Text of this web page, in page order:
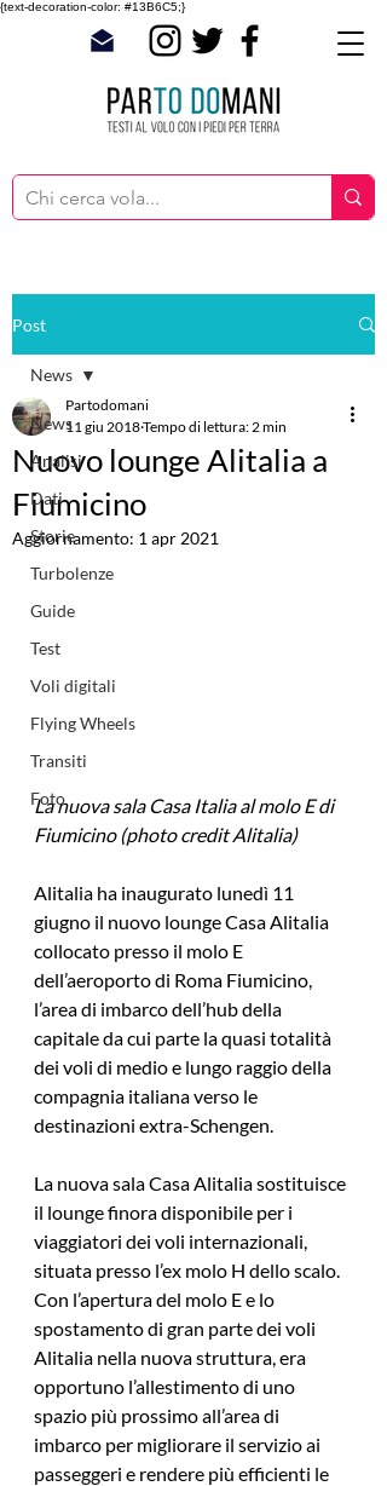
{text-decoration-color: #13B6C5;}
Post
News
Analisi
Dati
Storie
Turbolenze
Guide
Test
Voli digitali
Flying Wheels
Transiti
Foto
News
Nuovo lounge Alitalia a
Fiumicino
Partodomani
11 giu 2018Tempo di lettura: 2 min
Aggiornamento: 1 apr 2021
La nuova sala Casa Italia al molo E di
Fiumicino (photo credit Alitalia)
Alitalia ha inaugurato lunedì 11
giugno il nuovo lounge Casa Alitalia
collocato presso il molo E
dell’aeroporto di Roma Fiumicino,
l’area di imbarco dell’hub della
capitale da cui parte la quasi totalità
dei voli di medio e lungo raggio della
compagnia italiana verso le
destinazioni extra-Schengen.
La nuova sala Casa Alitalia sostituisce
il lounge finora disponibile per i
viaggiatori dei voli internazionali,
situata presso l’ex molo H dello scalo.
Con l’apertura del molo E e lo
spostamento di gran parte dei voli
Alitalia nella nuova struttura, era
opportuno l’allestimento di uno
spazio più prossimo all’area di
imbarco per migliorare il servizio ai
passeggeri e rendere più efficienti le